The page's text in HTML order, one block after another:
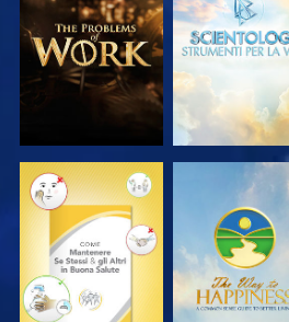
SERIE
SERIE
GUARDA GUARDA